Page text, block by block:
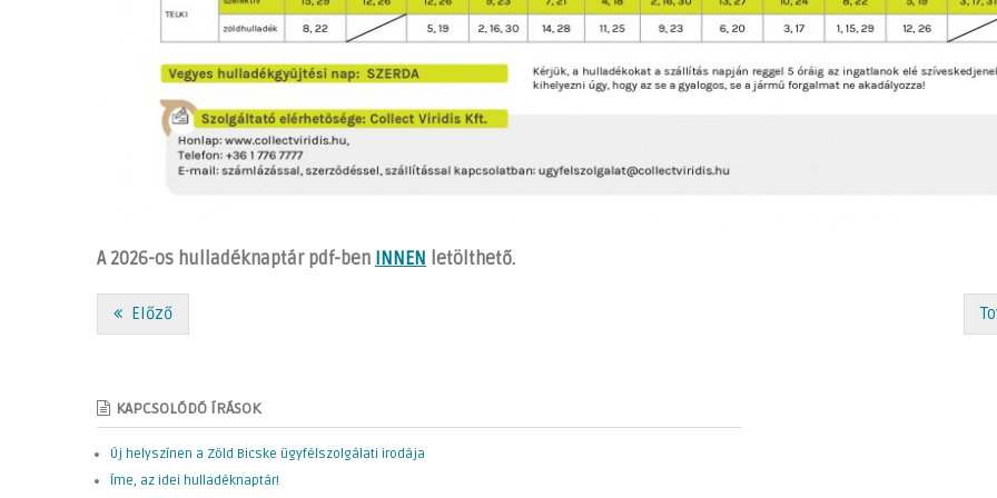
A 2026-os hulladéknaptár pdf-ben INNEN letölthető.
Előző
KAPCSOLÓDÓ ÍRÁSOK
Új helyszínen a Zöld Bicske ügyfélszolgálati irodája
Íme, az idei hulladéknaptár!